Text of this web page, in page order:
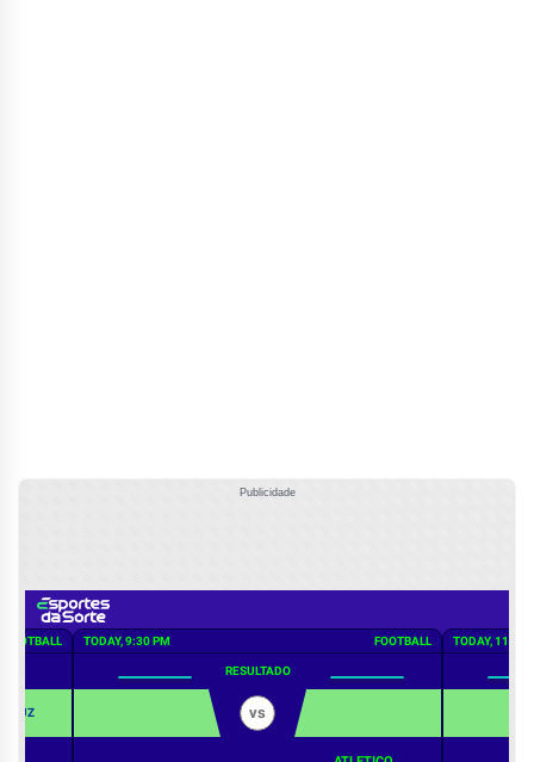
Publicidade